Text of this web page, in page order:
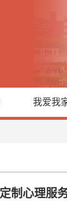
我爱我
定制心理服